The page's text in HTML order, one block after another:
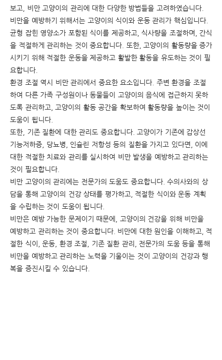
보고, 비만 고양이의 관리에 대한 다양한 방법들을 고려하였습니다.
비만을 예방하기 위해서는 고양이의 식이와 운동 관리가 핵심입니다.
균형 잡힌 영양소가 포함된 식이를 제공하고, 식사량을 조절하며, 간식
을 적절하게 관리하는 것이 중요합니다. 또한, 고양이의 활동량을 증가
시키기 위해 적절한 운동을 제공하고 활발한 활동을 유도하는 것이 필
요합니다.
환경 조절 역시 비만 관리에서 중요한 요소입니다. 주변 환경을 조절
하여 다른 가족 구성원이나 동물들이 고양이의 음식에 접근하지 못하
도록 관리하고, 고양이의 활동 공간을 확보하여 활동량을 높이는 것이
도움이 됩니다.
또한, 기존 질환에 대한 관리도 중요합니다. 고양이가 기존에 갑상선
기능저하증, 당뇨병, 인슐린 저항성 등의 질환을 가지고 있다면, 이에
대한 적절한 치료와 관리를 실시하여 비만 발생을 예방하고 관리하는
것이 필요합니다.
비만 고양이의 관리에는 전문가의 도움도 중요합니다. 수의사와의 상
담을 통해 고양이의 건강 상태를 평가하고, 적절한 식이와 운동 계획
을 수립하는 것이 도움이 됩니다.
비만은 예방 가능한 문제이기 때문에 고양이의 건강을 위해 비만을
예방하고 관리하는 것이 중요합니다. 비만에 대한 원인을 이해하고
적
절한 식이 운동 환경 조절 기존 질환 관리 전문가의 도움 등을 통해
비만을 예방하고 관리하는 노력을 기울이는 것이 고양이의 건강과 행
복을 증진시킬 수 있습니다.